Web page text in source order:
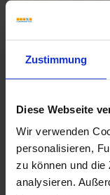
Zustimmung
Diese Webseite
Wir verwenden
personalisieren,
zu können und die
analysieren.
Weitere Serien
Fliesenkleber